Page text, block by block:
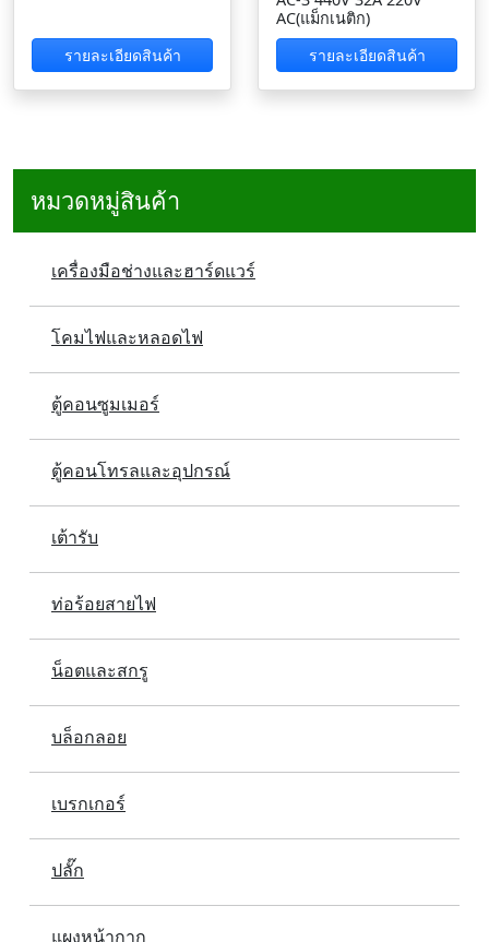
หมวดหมู่สินค้า
เครื่องมือช่างและฮาร์ดแวร์
โคมไฟและหลอดไฟ
ตู้คอนซูมเมอร์
ตู้คอนโทรลและอุปกรณ์
เต้ารับ
ท่อร้อยสายไฟ
น็อตและสกรู
บล็อกลอย
เบรกเกอร์
ปลั๊ก
แผงหน้ากาก
รายละเอียดสินค้า
AC(แม็กเนติก)
รายละเอียดสินค้า